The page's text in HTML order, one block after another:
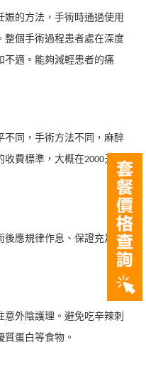
的方法，手術時通過使用
整個手術過程患者處在深度
不適。能夠減輕患者的痛
不同，手術方法不同，麻醉
收費標準，大概在2000元
後應規律作息、保證充足睡
外陰護理。避免吃辛辣刺
蛋白等食物。